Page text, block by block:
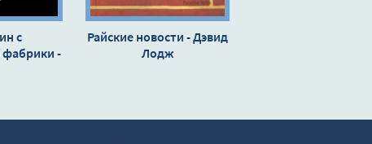
с
-
Райские новости - Дэвид
Лодж